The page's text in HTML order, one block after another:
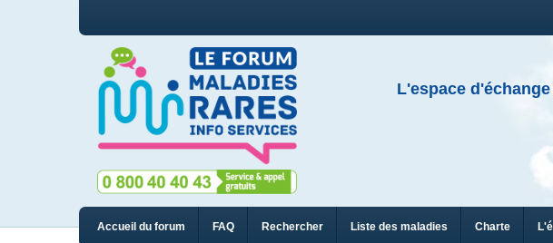
L'espace
Accueil du forum FAQ Rechercher Liste des maladies Charte